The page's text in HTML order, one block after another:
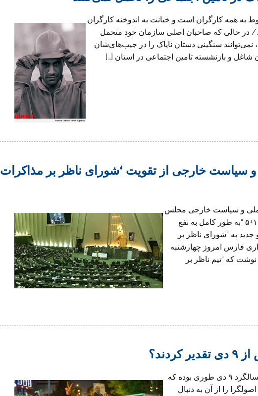
به همه کارگران است و خیانت به اندوخته کارگران
در حالی که صاحبان اصلی سازمان خود متحمل
سنگینی دستان ناپاک را در جیب‌های‌شان
شاغل و بازنشسته تامین اجتماعی در استان […]
سیاست خارجی از تقویت ‘شورای ناظر بر مذاکرات
ملی و سیاست خارجی مجلس
ایران گفت که مذاکرات هسته‌ای با گروه ١+۵ “به طور کامل به نفع
به “شورای ناظر بر
فارس امروز چهارشنبه
نوشت که “تیم ناظر بر
موضع‌گيری ریيس جمهوری ايران درباره سالگرد ۹ دی طوری بوده که
را از آن به دنبال